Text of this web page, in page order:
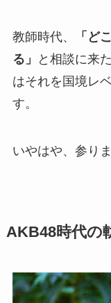
教師時代、
「ど
る」
と相談に来
はそれを国境レ
す。
いやはや、参りま
AKB48時代の